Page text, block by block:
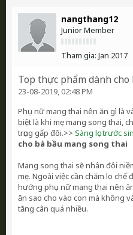
nangthang12
Junior Member
Tham gia: Jan 2017
Top thực phẩm dành
23-08-2019, 02:48 PM
Phụ nữ mang thai nên ăn gì là
biệt là khi mẹ mang song thai,
trọng gấp đôi.>> Sàng lọc trước
cho bà bầu mang song thai
Mang song thai sẽ nhân đôi
mẹ. Ngoài việc cần chăm lo
hướng phụ nữ mang thai nên
ăn sao cho vào con mà không
tăng cân quá nhiều.